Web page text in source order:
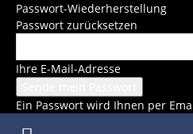
Passwort-Wiederherstellung
Passwort zurücksetzen
Ihre E-Mail-Adresse
Ein Passwort wird Ihnen per